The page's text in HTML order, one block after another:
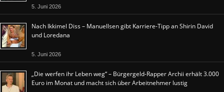
5. Juni 2026
Nach Ikkimel Diss – Manuellsen gibt Karriere-Tipp an Shirin David
und Loredana
5. Juni 2026
„Die werfen ihr Leben weg“ – Bürgergeld-Rapper Archii erhält 3.000
Euro im Monat und macht sich über Arbeitnehmer lustig